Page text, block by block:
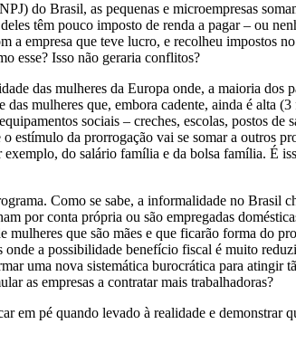
do Brasil, as pequenas e microempresas
têm pouco imposto de renda a pagar – ou
a empresa que teve lucro, e recolheu impostos
esse? Isso não geraria conflitos?
das mulheres da Europa onde, a maioria dos
mulheres que, embora cadente, ainda é alta
sociais – creches, escolas, postos de
estímulo da prorrogação vai se somar a outros
do salário família e da bolsa família. É
Como se sabe, a informalidade no Brasil
por conta própria ou são empregadas
mulheres que são mães e que ficarão forma do
onde a possibilidade benefício fiscal é muito
uma nova sistemática burocrática para atingir
as empresas a contratar mais trabalhadoras?
em pé quando levado à realidade e demonstrar